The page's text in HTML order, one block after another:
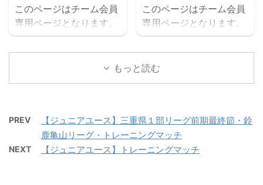
このページはチーム会員
専用ページとなります。
閲覧にはユーザー名とパ
スワードにてログインが
必要となります。既存ユ
を保存する
このページはチーム会員
専用ページとなります。
閲覧にはユーザー名とパ
スワードにてログインが
必要となります。既存ユ
を保存する
もっと読む
PREV
【ジュニアユース】三重県１部リーグ前期最終節・鈴
鹿亀山リーグ・トレーニングマッチ
NEXT 【ジュニアユース】トレーニングマッチ